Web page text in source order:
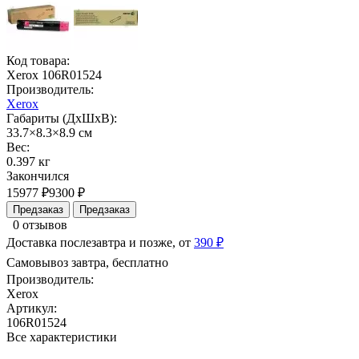
Код товара:
Xerox 106R01524
Производитель:
Xerox
Габариты (ДхШхВ):
33.7×8.3×8.9 см
Вес:
0.397 кг
Закончился
15977 ₽9300 ₽
Предзаказ Предзаказ
0 отзывов
Доставка послезавтра и позже, от 390 ₽
Самовывоз завтра, бесплатно
Производитель:
Xerox
Артикул:
106R01524
Все характеристики